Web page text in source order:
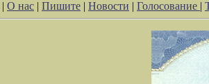
| О нас | Пишите | Новости | Голосование |